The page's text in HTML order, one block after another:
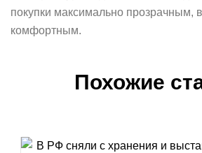
покупки максимально прозрачным,
комфортным.
Похожие